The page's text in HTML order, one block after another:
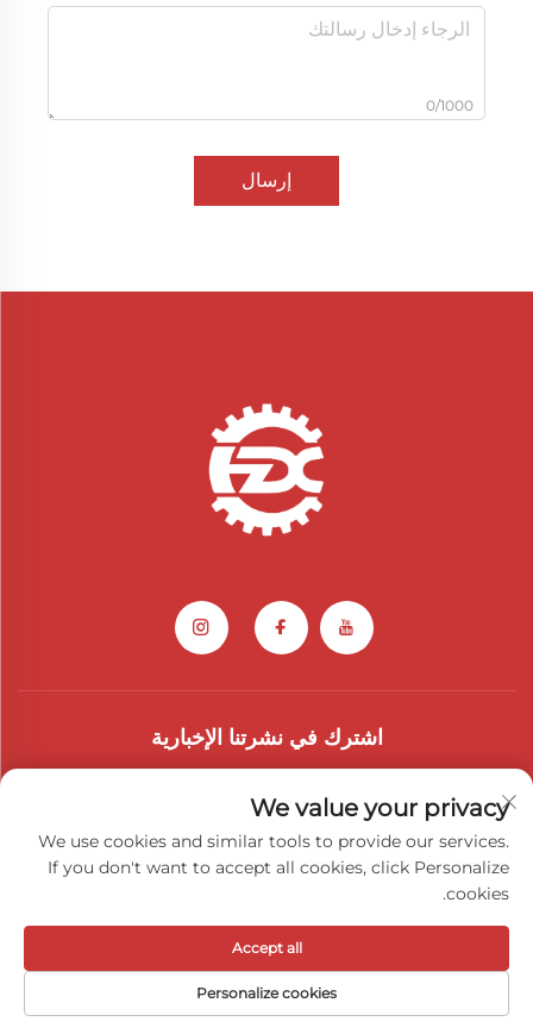
0/1000
إرسال
اشترك في نشرتنا الإخبارية
انضم إلى نشرتنا الإخبارية لتلقي أحدث الأخبار والتحديثات والرؤى من فريقنا.
حقوق النشر © 2026 شركة قوانغشي أيوي للقطع السيارات المحدودة. جميع
الحقوق محفوظة -
سياسة الخصوصية
We value your privacy
We use cookies and similar tools to provide our services.
If you don't want to accept all cookies, click Personalize
cookies.
Personalize cookies
Accept all